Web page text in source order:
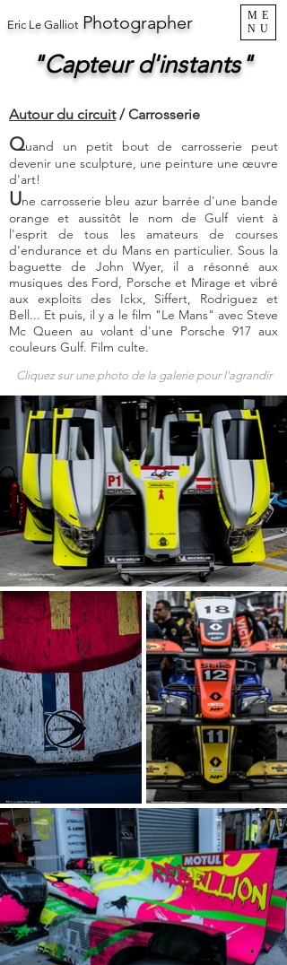
ME
NU
Eric Le Galliot Photographer
"Capteur d'instants"
Autour du circuit/ Carrosserie
Quand un petit bout de carrosserie peut
devenir une sculpture, une peinture une œuvre
d'art!
Une carrosserie bleu azur barrée d'une bande
orange et aussitôt le nom de Gulf vient à
l'esprit de tous les amateurs de courses
d'endurance et du Mans en particulier. Sous la
baguette de John Wyer, il a résonné aux
musiques des Ford, Porsche et Mirage et vibré
aux exploits des Ickx, Siffert, Rodriguez et
Bell... Et puis, il y a le film "Le Mans" avec Steve
Mc Queen au volant d'une Porsche 917 aux
couleurs Gulf. Film culte.
Cliquez sur une photo de la galerie pour l'agrandir